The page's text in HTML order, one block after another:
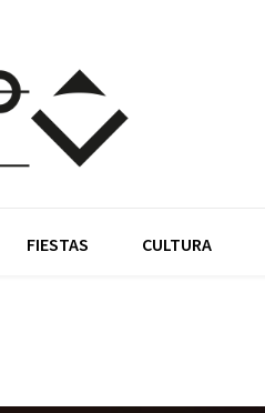
FIESTAS CULTURA